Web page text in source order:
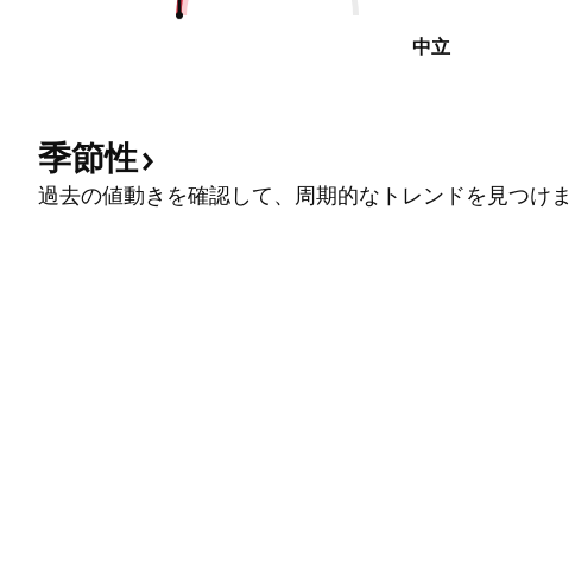
中立
季節性
過去の値動きを確認して、周期的なトレンドを見つけま